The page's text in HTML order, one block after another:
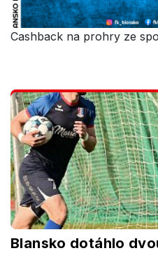
Cashback na prohry ze
Blansko dotáhlo